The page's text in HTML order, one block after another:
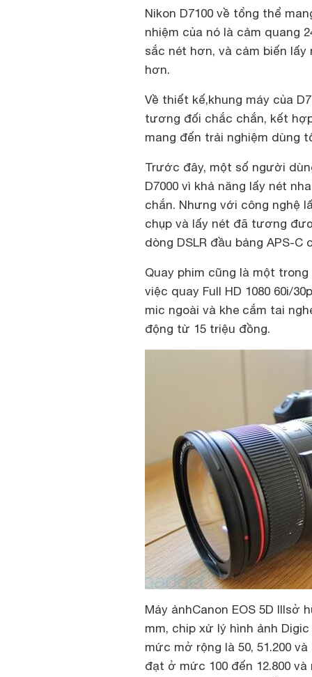
Nikon D7100 về tổng thể
nhiệm của nó là cảm quang
sắc nét hơn, và cảm biến
hơn.
Về thiết kế,khung máy của
tương đối chắc chắn, kết
mang đến trải nghiệm dùng
Trước đây, một số người
D7000 vì khả năng lấy nét
chắn. Nhưng với công nghệ
chụp và lấy nét đã tương
dòng DSLR đầu bảng APS-
Quay phim cũng là một
việc quay Full HD 1080 60i/
mic ngoài và khe cắm tai
động từ 15 triệu đồng.
Máy ảnhCanon EOS 5D
mm, chip xử lý hình ảnh
mức mở rộng là 50, 51.200
đạt ở mức 100 đến 12.800